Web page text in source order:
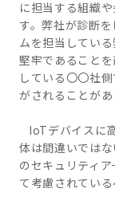
に担当する組織
す。弊社が診断を
ムを担当している
堅牢であることを
している〇〇社
がされることがあ
IoTデバイスに
体は間違いでは
のセキュリティ
て考慮されている